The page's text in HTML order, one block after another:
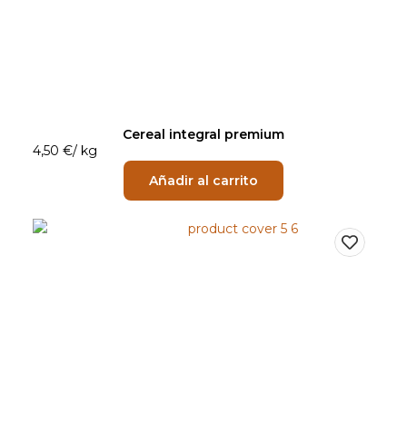
Cereal integral premium
4,50 €/ kg
Añadir al carrito